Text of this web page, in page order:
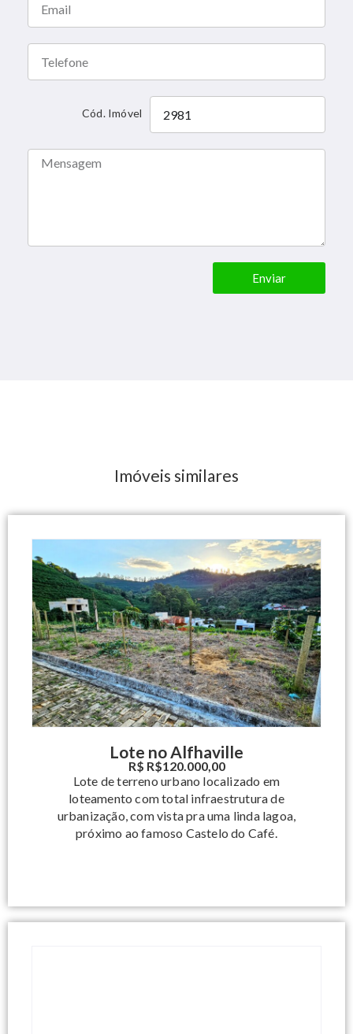
Cód. Imóvel
Enviar
Imóveis similares
Lote no Alfhaville
R$ R$120.000,00
Lote de terreno urbano localizado em
loteamento com total infraestrutura de
urbanização, com vista pra uma linda lagoa,
próximo ao famoso Castelo do Café.